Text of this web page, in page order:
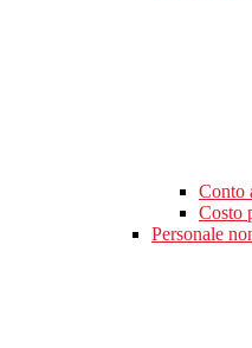
Conto
Costo
Personale